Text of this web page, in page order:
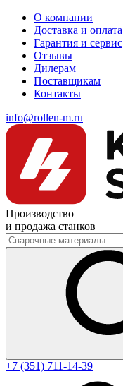
О компании
Доставка и оплата
Гарантия и сервис
Отзывы
Дилерам
Поставщикам
Контакты
info@rollen-m.ru
Производство
и продажа станков
+7 (351) 711-14-39